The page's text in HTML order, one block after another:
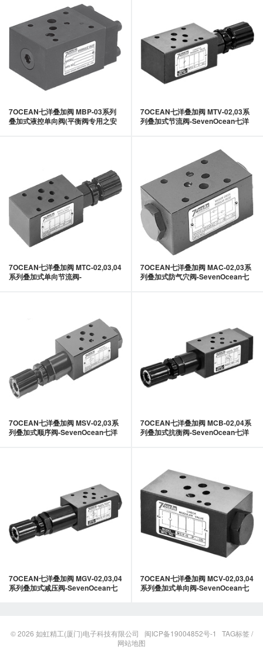
7OCEAN七洋叠加阀 MBP-03系列
叠加式液控单向阀(平衡阀专用之安
7OCEAN七洋叠加阀 MTV-02,03系
列叠加式节流阀-SevenOcean七洋
7OCEAN七洋叠加阀 MTC-02,03,04
系列叠加式单向节流阀-
7OCEAN七洋叠加阀 MAC-02,03系
列叠加式防气穴阀-SevenOcean七
7OCEAN七洋叠加阀 MSV-02,03系
列叠加式顺序阀-SevenOcean七洋
7OCEAN七洋叠加阀 MCB-02,04系
列叠加式抗衡阀-SevenOcean七洋
7OCEAN七洋叠加阀 MGV-02,03,04
系列叠加式减压阀-SevenOcean七
7OCEAN七洋叠加阀 MCV-02,03,04
系列叠加式单向阀-SevenOcean七
© 2026 如虹精工(厦门)电子科技有限公司 闽ICP备19004852号-1 TAG标签/
网站地图